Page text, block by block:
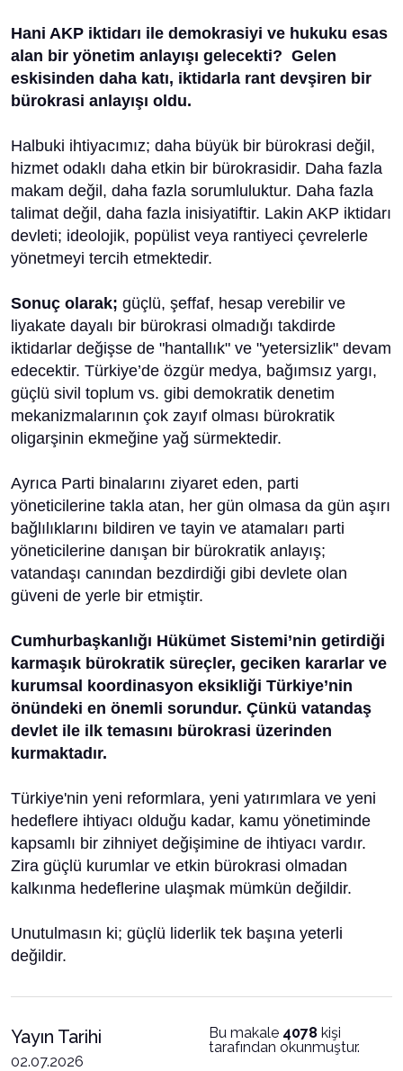
Hani AKP iktidarı ile demokrasiyi ve hukuku esas
alan bir yönetim anlayışı gelecekti? Gelen
eskisinden daha katı, iktidarla rant devşiren bir
bürokrasi anlayışı oldu.
Halbuki ihtiyacımız; daha büyük bir bürokrasi değil,
hizmet odaklı daha etkin bir bürokrasidir. Daha fazla
makam değil, daha fazla sorumluluktur. Daha fazla
talimat değil, daha fazla inisiyatiftir. Lakin AKP iktidarı
devleti; ideolojik, popülist veya rantiyeci çevrelerle
yönetmeyi tercih etmektedir.
Sonuç olarak; güçlü, şeffaf, hesap verebilir ve
liyakate dayalı bir bürokrasi olmadığı takdirde
iktidarlar değişse de "hantallık" ve "yetersizlik" devam
edecektir. Türkiye’de özgür medya, bağımsız yargı,
güçlü sivil toplum vs. gibi demokratik denetim
mekanizmalarının çok zayıf olması bürokratik
oligarşinin ekmeğine yağ sürmektedir.
Ayrıca Parti binalarını ziyaret eden, parti
yöneticilerine takla atan, her gün olmasa da gün aşırı
bağlılıklarını bildiren ve tayin ve atamaları parti
yöneticilerine danışan bir bürokratik anlayış;
vatandaşı canından bezdirdiği gibi devlete olan
güveni de yerle bir etmiştir.
Cumhurbaşkanlığı Hükümet Sistemi’nin getirdiği
karmaşık bürokratik süreçler, geciken kararlar ve
kurumsal koordinasyon eksikliği Türkiye’nin
önündeki en önemli sorundur. Çünkü vatandaş
devlet ile ilk temasını bürokrasi üzerinden
kurmaktadır.
Türkiye'nin yeni reformlara, yeni yatırımlara ve yeni
hedeflere ihtiyacı olduğu kadar, kamu yönetiminde
kapsamlı bir zihniyet değişimine de ihtiyacı vardır.
Zira güçlü kurumlar ve etkin bürokrasi olmadan
kalkınma hedeflerine ulaşmak mümkün değildir.
Unutulmasın ki; güçlü liderlik tek başına yeterli
değildir.
Yayın Tarihi
02.07.2026
Bu makale 4078 kişi
tarafından okunmuştur.